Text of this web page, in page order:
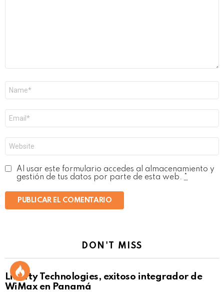
electrónico
*
Al usar este formulario accedes al almacenamiento y
gestión de tus datos por parte de esta web.
DON'T MISS
Liberty Technologies, exitoso integrador de
WiMax en Panamá